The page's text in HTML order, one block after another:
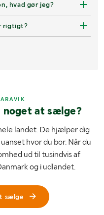
hvad gør jeg?
rigtigt?
noget at sælge?
landet. De hjælper dig
hvor du bor. Når du
ud til tusindvis af
og i udlandet.
sælge